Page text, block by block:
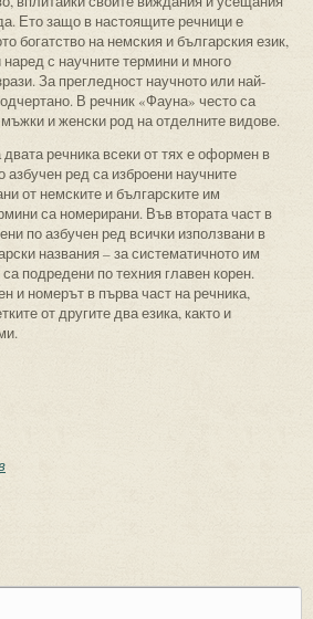
Ето защо в настоящите речници е
богатство на немския и българския език,
наред с научните термини и много
За прегледност научното или най-
В речник «Фауна» често са
и женски род на отделните видове.
речника всеки от тях е оформен в
азбучен ред са изброени научните
от немските и българските им
са номерирани. Във втората част в
по азбучен ред всички използвани в
названия – за систематичното им
подредени по техния главен корен.
и номерът в първа част на речника,
от другите два езика, както и